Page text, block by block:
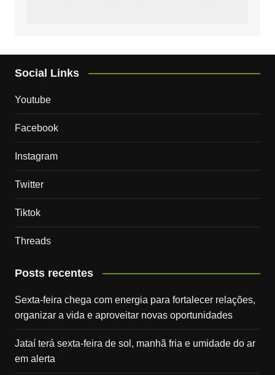
Social Links
Youtube
Facebook
Instagram
Twitter
Tiktok
Threads
Posts recentes
Sexta-feira chega com energia para fortalecer relações,
organizar a vida e aproveitar novas oportunidades
Jataí terá sexta-feira de sol, manhã fria e umidade do ar
em alerta